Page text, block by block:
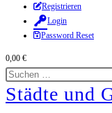
Zum
Inhalt
springen
Registrieren
Login
Password Reset
0,00 €
Diese
Website
durchsuchen
Städte und